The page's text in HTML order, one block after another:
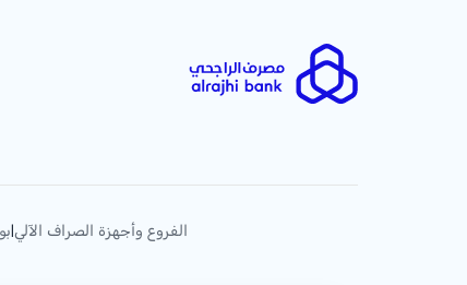
الفروع وأجهزة الصراف الآلي|